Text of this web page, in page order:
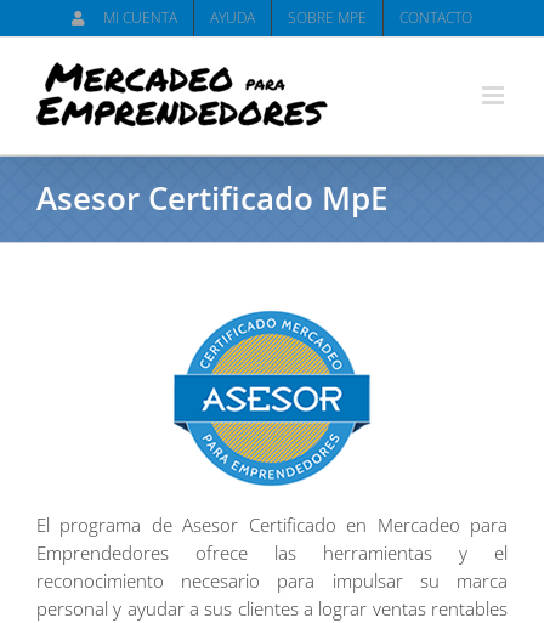
al
contenido
MI CUENTA AYUDA SOBRE MPE CONTACTO
Asesor Certificado MpE
El programa de Asesor Certificado en Mercadeo para
Emprendedores ofrece las herramientas y el
reconocimiento necesario para impulsar su marca
personal y ayudar a sus clientes a lograr ventas rentables